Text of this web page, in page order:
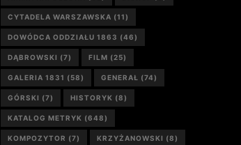
CYTADELA WARSZAWSKA (11)
DOWÓDCA ODDZIAŁU 1863 (46)
DĄBROWSKI (7) FILM (25)
GALERIA 1831 (58) GENERAŁ (74)
GÓRSKI (7) HISTORYK (8)
KATALOG METRYK (648)
KOMPOZYTOR (7) KRZYŻANOWSKI (8)